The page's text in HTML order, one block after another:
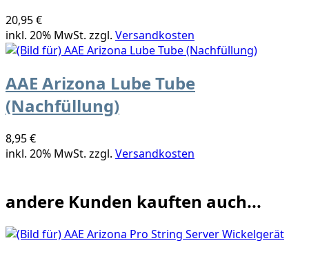
20,95 €
inkl. 20% MwSt. zzgl. Versandkosten
AAE Arizona Lube Tube
(Nachfüllung)
8,95 €
inkl. 20% MwSt. zzgl. Versandkosten
andere Kunden kauften auch...